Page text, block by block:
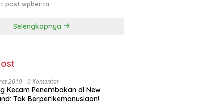
post wpberita.
Selengkapnya
2019 0 Komentar
Kecam Penembakan di New
Tak Berperikemanusiaan!